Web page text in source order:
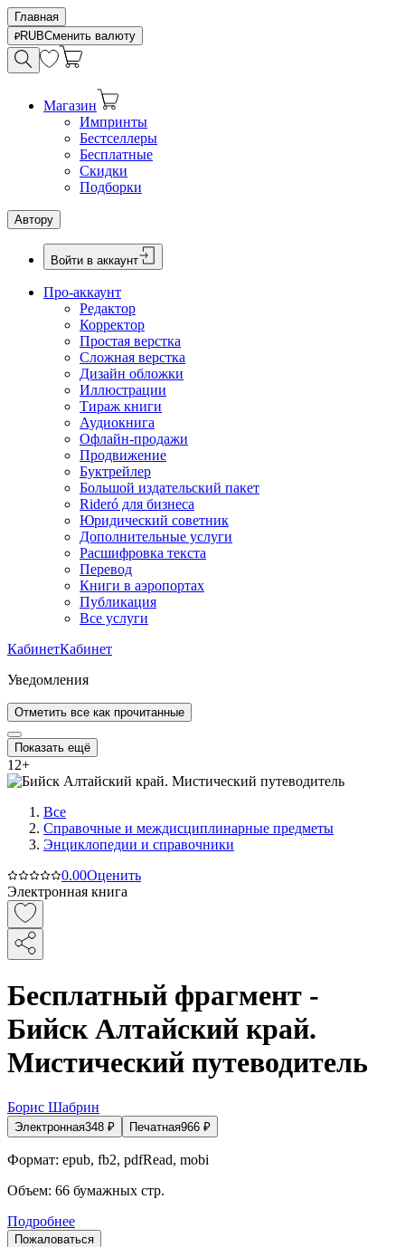
Главная
RUBСменить валюту
Магазин
Импринты
Бестселлеры
Бесплатные
Скидки
Подборки
Автору
Войти в аккаунт
Про-аккаунт
Редактор
Корректор
Простая верстка
Сложная верстка
Дизайн обложки
Иллюстрации
Тираж книги
Аудиокнига
Офлайн-продажи
Продвижение
Буктрейлер
Большой издательский пакет
Rideró для бизнеса
Юридический советник
Дополнительные услуги
Расшифровка текста
Перевод
Книги в аэропортах
Публикация
Все услуги
КабинетКабинет
Уведомления
Отметить все как прочитанные
Показать ещё
12+
Все
Справочные и междисциплинарные предметы
Энциклопедии и справочники
0.00Оценить
Электронная книга
Бесплатный фрагмент -
Бийск Алтайский край.
Мистический путеводитель
Борис Шабрин
Электронная348 ₽ Печатная966 ₽
Формат: epub, fb2, pdfRead, mobi
Объем: 66 бумажных стр.
Подробнее
Пожаловаться